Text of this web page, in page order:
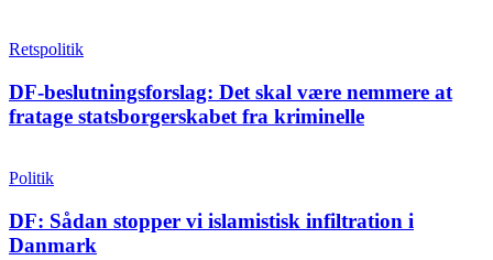
Retspolitik
DF-beslutningsforslag: Det skal være nemmere at
fratage statsborgerskabet fra kriminelle
Politik
DF: Sådan stopper vi islamistisk infiltration i
Danmark